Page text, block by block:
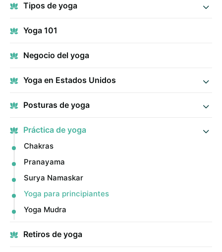
Tipos de yoga
Yoga 101
Negocio del yoga
Yoga en Estados Unidos
Posturas de yoga
Práctica de yoga
Chakras
Pranayama
Surya Namaskar
Yoga para principiantes
Yoga Mudra
Retiros de yoga